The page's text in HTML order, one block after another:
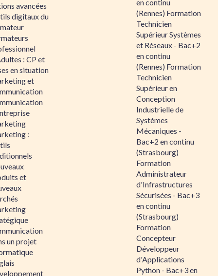
avancées
digitaux du
: CP et
en situation
et
:
et
un projet
en continu
(Rennes) Formation
Technicien
Supérieur Systèmes
et Réseaux - Bac+2
en continu
(Rennes) Formation
Technicien
Supérieur en
Conception
Industrielle de
Systèmes
Mécaniques -
Bac+2 en continu
(Strasbourg)
Formation
Administrateur
d'Infrastructures
Sécurisées - Bac+3
en continu
(Strasbourg)
Formation
Concepteur
Développeur
d'Applications
Python - Bac+3 en